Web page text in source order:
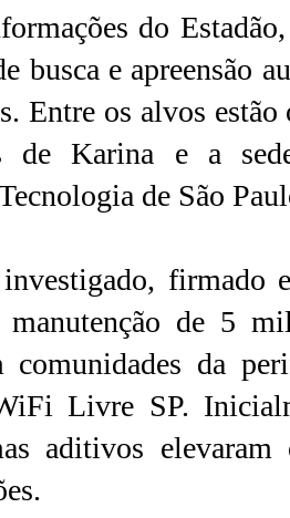
do
busca e apreensão
Entre os alvos
de Karina e a
de São
firmado
manutenção de 5
comunidades da
Livre SP.
aditivos elevaram